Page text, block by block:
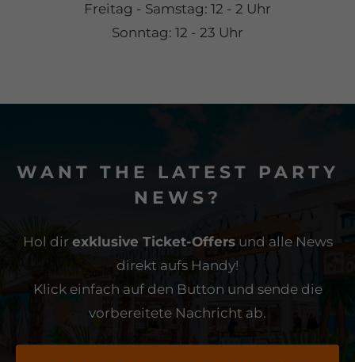
Freitag - Samstag: 12 - 2 Uhr
Sonntag: 12 - 23 Uhr
WANT THE LATEST PARTY
NEWS?
Hol dir exklusive Ticket-Offersund alle News
direkt aufs Handy!
Klick einfach auf den Button und sende die
vorbereitete Nachricht ab.